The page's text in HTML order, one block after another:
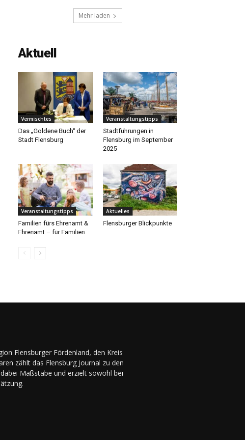
Mehr laden
Aktuell
Vermischtes
Das „Goldene Buch“ der
Stadt Flensburg
Veranstaltungstipps
Stadtführungen in
Flensburg im September
2025
Veranstaltungstipps
Familien fürs Ehrenamt &
Ehrenamt – für Familien
Aktuelles
Flensburger Blickpunkte
Flensburger Fördenland, den Kreis
zählt das Flensburg Journal zu den
Maßstäbe und erzielt sowohl bei